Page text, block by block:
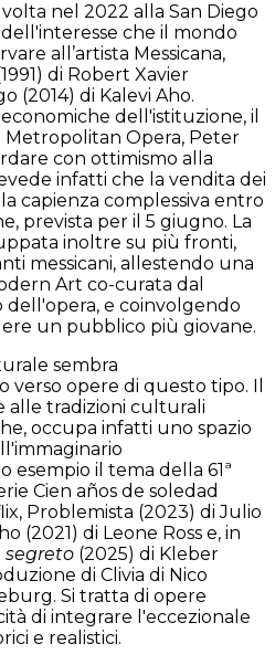
nel 2022 alla San Diego
che il mondo
all’artista Messicana,
di Robert Xavier
(2014) di Kalevi Aho.
dell'istituzione, il
Opera, Peter
con ottimismo alla
infatti che la vendita dei
capienza complessiva entro
prevista per il 5 giugno. La
inoltre su più fronti,
messicani, allestendo una
Art co-curata dal
dell'opera, e coinvolgendo
un pubblico più giovane.
sembra
opere di questo tipo. Il
alle tradizioni culturali
occupa infatti uno spazio
esempio il tema della 61ª
Cien años de soledad
Problemista (2023) di Julio
(2021) di Leone Ross e, in
segreto (2025) di Kleber
di Clivia di Nico
Si tratta di opere
di integrare l'eccezionale
e realistici.